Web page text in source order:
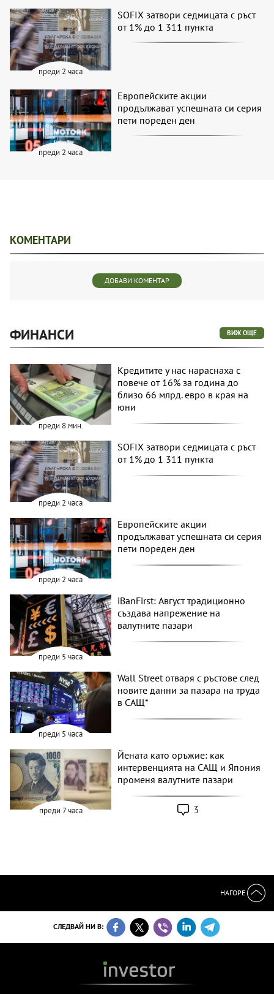
преди 2 часа
SOFIX затвори седмицата с ръст
от 1% до 1 311 пункта
преди 2 часа
Европейските акции
продължават успешната си серия
пети пореден ден
КОМЕНТАРИ
ДОБАВИ КОМЕНТАР
ФИНАНСИ ВИЖ ОЩЕ
преди 8 мин.
Кредитите у нас нараснаха с
повече от 16% за година до
близо 66 млрд. евро в края на
юни
преди 2 часа
SOFIX затвори седмицата с ръст
от 1% до 1 311 пункта
преди 2 часа
Европейските акции
продължават успешната си серия
пети пореден ден
преди 5 часа
iBanFirst: Август традиционно
създава напрежение на
валутните пазари
преди 5 часа
Wall Street отваря с ръстове след
новите данни за пазара на труда
в САЩ*
преди 7 часа
Йената като оръжие: как
интервенцията на САЩ и Япония
променя валутните пазари
3
НАГОРЕ
СЛЕДВАЙ НИ В: